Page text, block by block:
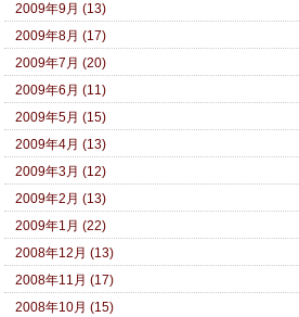
2009年9月 (13)
2009年8月 (17)
2009年7月 (20)
2009年6月 (11)
2009年5月 (15)
2009年4月 (13)
2009年3月 (12)
2009年2月 (13)
2009年1月 (22)
2008年12月 (13)
2008年11月 (17)
2008年10月 (15)